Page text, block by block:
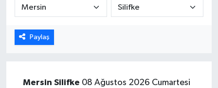
Paylaş
Mersin Silifke 08 Ağustos 2026 Cumartesi
ÖZEL HABER
DTO